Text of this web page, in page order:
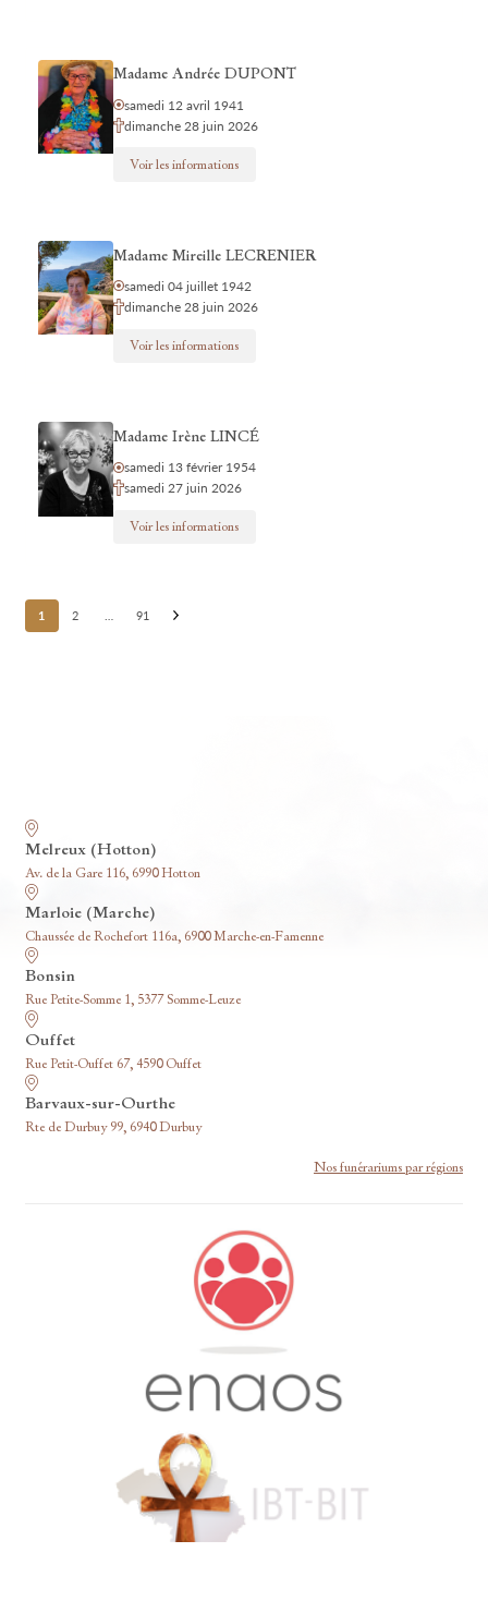
Madame Andrée DUPONT
samedi 12 avril 1941
dimanche 28 juin 2026
Voir les informations
Madame Mireille LECRENIER
samedi 04 juillet 1942
dimanche 28 juin 2026
Voir les informations
Madame Irène LINCÉ
samedi 13 février 1954
samedi 27 juin 2026
Voir les informations
Posts
pagination
1 2 91
Melreux (Hotton)
Av. de la Gare 116, 6990 Hotton
Marloie (Marche)
Chaussée de Rochefort 116a, 6900 Marche-en-Famenne
Bonsin
Rue Petite-Somme 1, 5377 Somme-Leuze
Ouffet
Rue Petit-Ouffet 67, 4590 Ouffet
Barvaux-sur-Ourthe
Rte de Durbuy 99, 6940 Durbuy
Nos funérariums par régions